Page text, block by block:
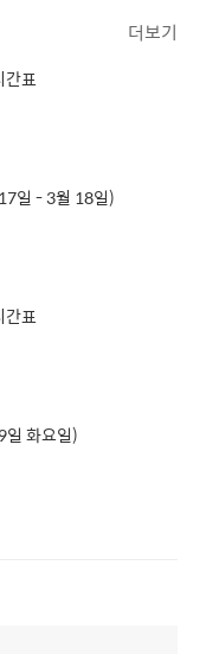
더보기
표
일 - 3월 18일)
표
일 화요일)